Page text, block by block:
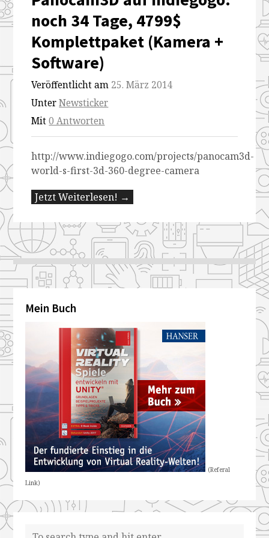
noch 34 Tage, 4799$
Komplettpaket (Kamera +
Software)
Veröffentlicht am 25. März 2014
UnterNewsticker
Mit0 Antworten
http://www.indiegogo.com/projects/panocam3d-
world-s-first-3d-360-degree-camera
Jetzt Weiterlesen! →
Mein Buch
(Referal
Link)